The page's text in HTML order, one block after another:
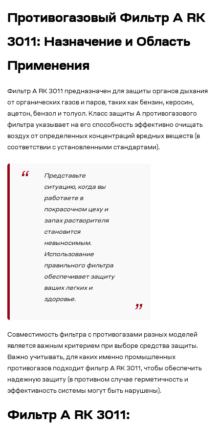
Противогазовый Фильтр А RK
3011: Назначение и Область
Применения
Фильтр А RK 3011 предназначен для защиты органов дыхания
от органических газов и паров, таких как бензин, керосин,
ацетон, бензол и толуол. Класс защиты A противогазового
фильтра указывает на его способность эффективно очищать
воздух от определенных концентраций вредных веществ (в
соответствии с установленными стандартами).
Представьте
ситуацию, когда вы
работаете в
покрасочном цеху и
запах растворителя
становится
невыносимым.
Использование
правильного фильтра
обеспечивает защиту
ваших легких и
здоровье.
Совместимость фильтра с противогазами разных моделей
является важным критерием при выборе средства защиты.
Важно учитывать, для каких именно промышленных
противогазов подходит фильтр А RK 3011, чтобы обеспечить
надежную защиту (в противном случае герметичность и
эффективность системы могут быть нарушены).
Фильтр А RK 3011: